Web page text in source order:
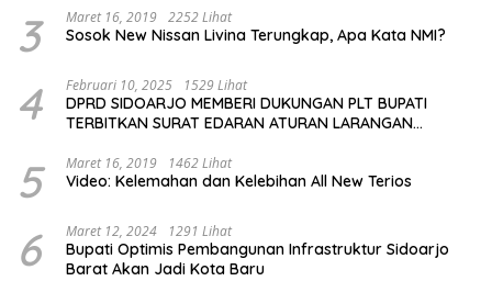
3 Maret 16, 2019 2252 Lihat
Sosok New Nissan Livina Terungkap, Apa Kata NMI?
4 Februari 10, 2025 1529 Lihat
DPRD SIDOARJO MEMBERI DUKUNGAN PLT BUPATI
TERBITKAN SURAT EDARAN ATURAN LARANGAN
KELUAR KOTA
5 Maret 16, 2019 1462 Lihat
Video: Kelemahan dan Kelebihan All New Terios
6 Maret 12, 2024 1291 Lihat
Bupati Optimis Pembangunan Infrastruktur Sidoarjo
Barat Akan Jadi Kota Baru